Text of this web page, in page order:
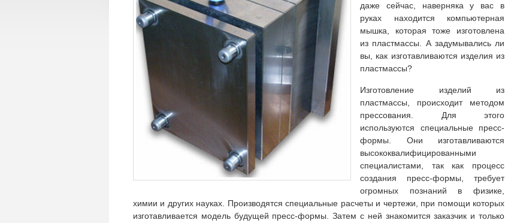
даже сейчас, наверняка у вас в
руках находится компьютерная
мышка, которая тоже изготовлена
из пластмассы. А задумывались ли
вы, как изготавливаются изделия из
пластмассы?
Изготовление изделий из
пластмассы, происходит методом
прессования. Для этого
используются специальные пресс-
формы. Они изготавливаются
высококвалифицированными
специалистами, так как процесс
создания пресс-формы, требует
огромных познаний в физике,
химии и других науках. Производятся специальные расчеты и чертежи, при помощи которых
изготавливается модель будущей пресс-формы. Затем с ней знакомится заказчик и только